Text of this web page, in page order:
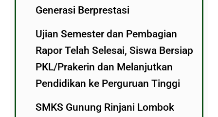
Generasi Berprestasi
Ujian Semester dan Pembagian
Rapor Telah Selesai, Siswa Bersiap
PKL/Prakerin dan Melanjutkan
Pendidikan ke Perguruan Tinggi
SMKS Gunung Rinjani Lombok